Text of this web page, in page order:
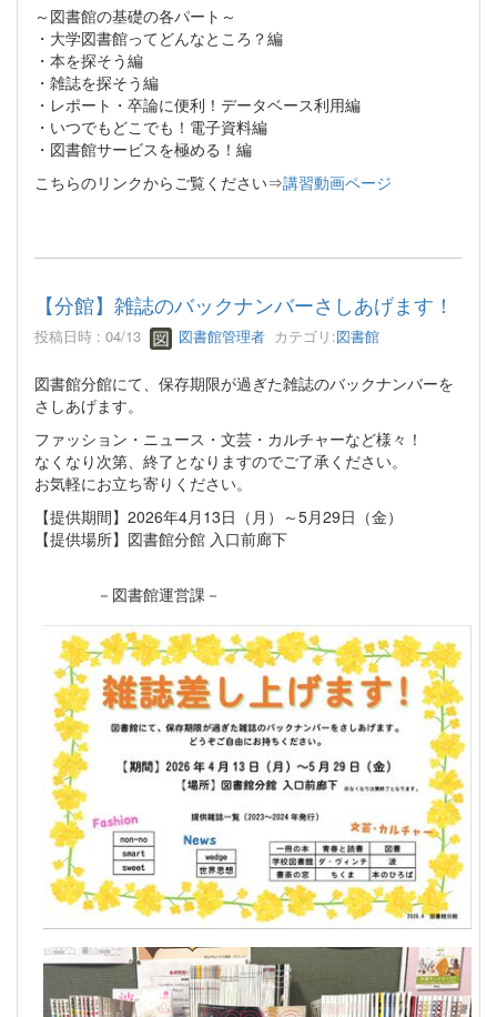
～図書館の基礎の各パート～
・大学図書館ってどんなところ？編
・本を探そう編
・雑誌を探そう編
・レポート・卒論に便利！データベース利用編
・いつでもどこでも！電子資料編
・図書館サービスを極める！編
こちらのリンクからご覧ください⇒講習動画ページ
【分館】雑誌のバックナンバーさしあげます！
投稿日時 : 04/13 図書館管理者 カテゴリ:図書館
図書館分館にて、保存期限が過ぎた雑誌のバックナンバーを
さしあげます。
ファッション・ニュース・文芸・カルチャーなど様々！
なくなり次第、終了となりますのでご了承ください。
お気軽にお立ち寄りください。
【提供期間】2026年4月13日（月）～5月29日（金）
【提供場所】図書館分館 入口前廊下
－図書館運営課－